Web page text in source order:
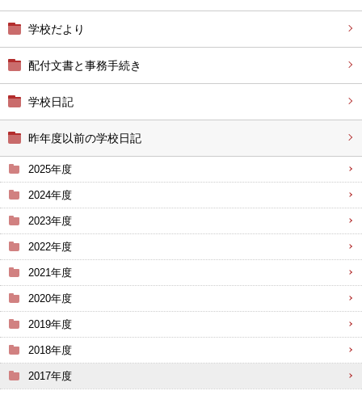
学校だより
配付文書と事務手続き
学校日記
昨年度以前の学校日記
2025年度
2024年度
2023年度
2022年度
2021年度
2020年度
2019年度
2018年度
2017年度